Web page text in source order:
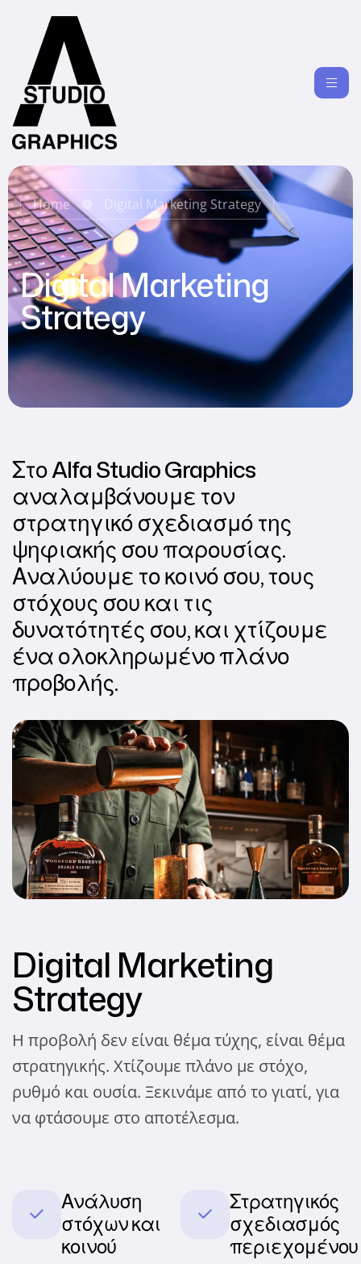
Home Digital Marketing Strategy
Digital Marketing
Strategy
Στο Alfa Studio Graphics
αναλαμβάνουμε τον
στρατηγικό σχεδιασμό της
ψηφιακής σου παρουσίας.
Αναλύουμε το κοινό σου, τους
στόχους σου και τις
δυνατότητές σου, και χτίζουμε
ένα ολοκληρωμένο πλάνο
προβολής.
Digital Marketing
Strategy
Η προβολή δεν είναι θέμα τύχης, είναι θέμα
στρατηγικής. Χτίζουμε πλάνο με στόχο,
ρυθμό και ουσία. Ξεκινάμε από το γιατί, για
να φτάσουμε στο αποτέλεσμα.
Ανάλυση
στόχων και
κοινού
Στρατηγικός
σχεδιασμός
περιεχομένου